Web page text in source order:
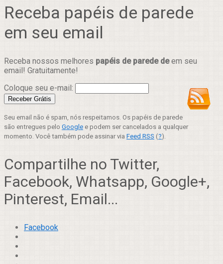
Receba papéis de parede
em seu email
Receba nossos melhores papéis de parede deem seu
email! Gratuitamente!
Coloque seu e-mail:
Seu email não é spam, nós respeitamos. Os papéis de parede
são entregues pelo Google e podem ser cancelados a qualquer
momento. Você também pode assinar via Feed RSS (?).
Compartilhe no Twitter,
Facebook, Whatsapp, Google+,
Pinterest, Email...
Facebook